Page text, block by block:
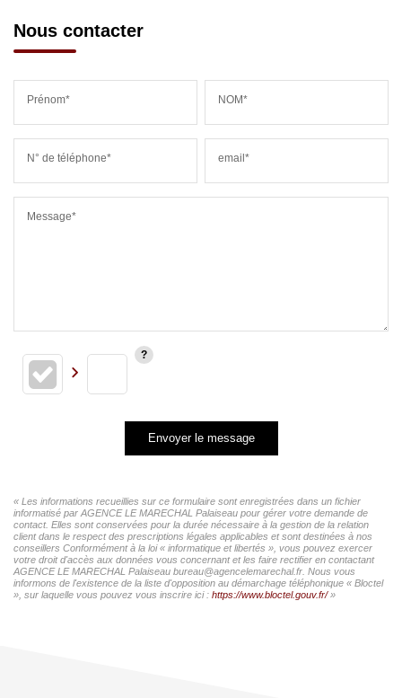
Nous contacter
Prénom* NOM*
N° de téléphone* email*
Message*
Envoyer le message
« Les informations recueillies sur ce formulaire sont enregistrées dans un fichier
informatisé par AGENCE LE MARECHAL Palaiseau pour gérer votre demande de
contact. Elles sont conservées pour la durée nécessaire à la gestion de la relation
client dans le respect des prescriptions légales applicables et sont destinées à nos
conseillers Conformément à la loi « informatique et libertés », vous pouvez exercer
votre droit d'accès aux données vous concernant et les faire rectifier en contactant
AGENCE LE MARECHAL Palaiseau bureau@agencelemarechal.fr. Nous vous
informons de l'existence de la liste d'opposition au démarchage téléphonique « Bloctel
», sur laquelle vous pouvez vous inscrire ici : https://www.bloctel.gouv.fr/»